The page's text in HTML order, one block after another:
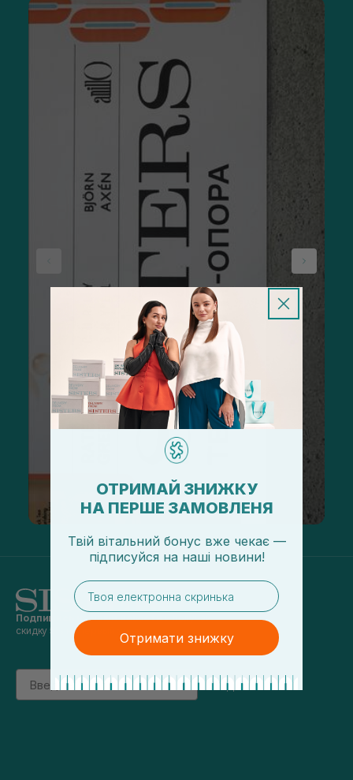
Подпишись на наши новостии получай
скидку 5% на первый заказ
Email
підписатись
ОТРИМАЙ ЗНИЖКУ
НА ПЕРШЕ ЗАМОВЛЕНЯ
Твій вітальний бонус вже чекає —
підписуйся на наші новини!
email
Отримати знижку